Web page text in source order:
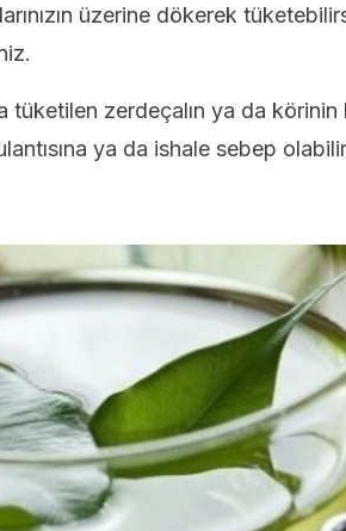
üzerine dökerek
tüketilen zerdeçalın ya da körinin
ya da ishale sebep